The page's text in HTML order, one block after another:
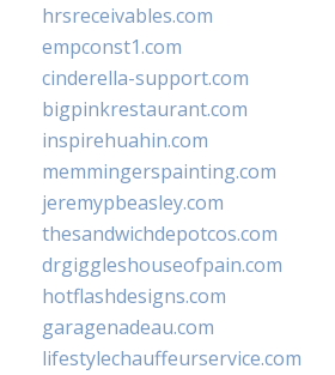
hrsreceivables.com
empconst1.com
cinderella-support.com
bigpinkrestaurant.com
inspirehuahin.com
memmingerspainting.com
jeremypbeasley.com
thesandwichdepotcos.com
drgiggleshouseofpain.com
hotflashdesigns.com
garagenadeau.com
lifestylechauffeurservice.com